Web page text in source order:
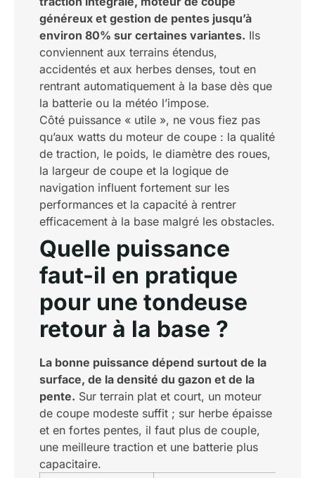
généreux et gestion de pentes jusqu’à
environ 80% sur certaines variantes. Ils
conviennent aux terrains étendus,
accidentés et aux herbes denses, tout en
rentrant automatiquement à la base dès que
la batterie ou la météo l’impose.
Côté puissance « utile », ne vous fiez pas
qu’aux watts du moteur de coupe : la qualité
de traction, le poids, le diamètre des roues,
la largeur de coupe et la logique de
navigation influent fortement sur les
performances et la capacité à rentrer
efficacement à la base malgré les obstacles.
Quelle puissance
faut-il en pratique
pour une tondeuse
retour à la base ?
La bonne puissance dépend surtout de la
surface, de la densité du gazon et de la
pente. Sur terrain plat et court, un moteur
de coupe modeste suffit ; sur herbe épaisse
et en fortes pentes, il faut plus de couple,
une meilleure traction et une batterie plus
capacitaire.